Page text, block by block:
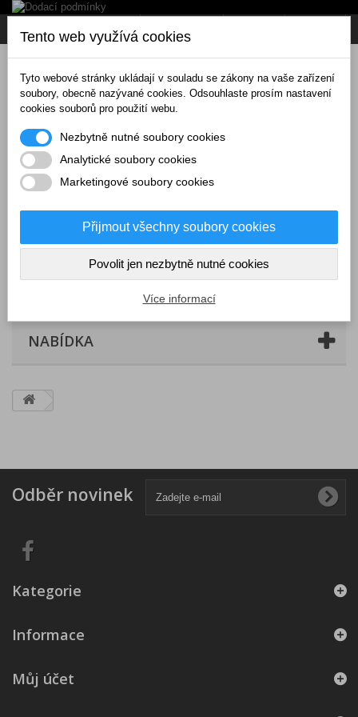
Košík (prázdný)
NABÍDKA
Odběr novinek
Kategorie
Informace
Můj účet
Tento web využívá cookies
Tyto webové stránky ukládají v souladu se zákony na vaše zařízení
soubory, obecně nazývané cookies. Odsouhlaste prosím nastavení
cookies souborů pro použití webu.
Nezbytně nutné soubory cookies
Analytické soubory cookies
Marketingové soubory cookies
Přijmout všechny soubory cookies
Povolit jen nezbytně nutné cookies
Více informací